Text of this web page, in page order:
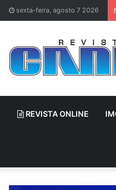
sexta-feira, agosto 7 2026
REVISTA ONLINE